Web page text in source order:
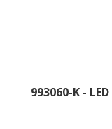
993060-K -